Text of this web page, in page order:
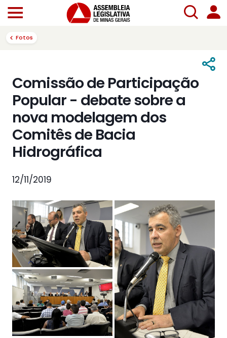
Fotos
Comissão de Participação
Popular - debate sobre a
nova modelagem dos
Comitês de Bacia
Hidrográfica
12/11/2019